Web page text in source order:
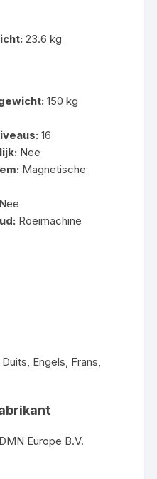
23.6 kg
150 kg
16
Nee
Magnetische
Nee
Roeimachine
Duits, Engels, Frans,
DMN Europe B.V.